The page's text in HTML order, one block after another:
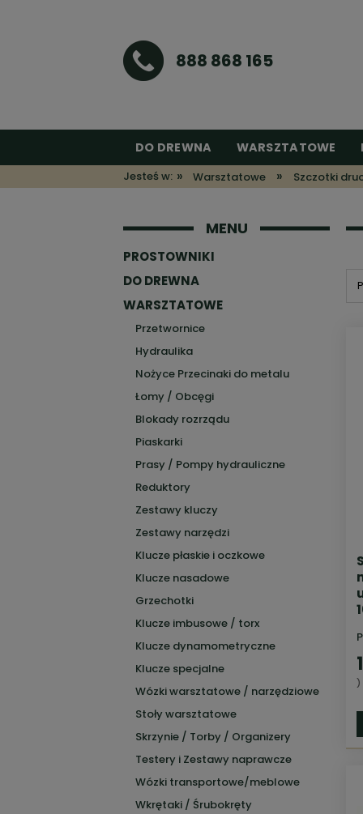
888 868 165
DO DREWNA WARSZTATOWE
Jesteś w: » Warsztatowe » Szczotki
MENU
PROSTOWNIKI
DO DREWNA
WARSZTATOWE
Przetwornice
Hydraulika
Nożyce Przecinaki do metalu
Łomy / Obcęgi
Blokady rozrządu
Piaskarki
Prasy / Pompy hydrauliczne
Reduktory
Zestawy kluczy
Zestawy narzędzi
Klucze płaskie i oczkowe
Klucze nasadowe
Grzechotki
Klucze imbusowe / torx
Klucze dynamometryczne
Klucze specjalne
Wózki warsztatowe / narzędziowe
Stoły warsztatowe
Skrzynie / Torby / Organizery
Testery i Zestawy naprawcze
Wózki transportowe/meblowe
Wkrętaki / Śrubokręty
)